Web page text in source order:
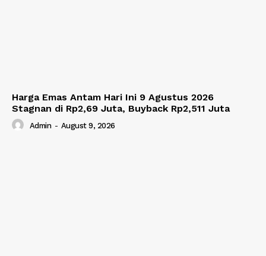
Harga Emas Antam Hari Ini 9 Agustus 2026
Stagnan di Rp2,69 Juta, Buyback Rp2,511 Juta
Admin - August 9, 2026